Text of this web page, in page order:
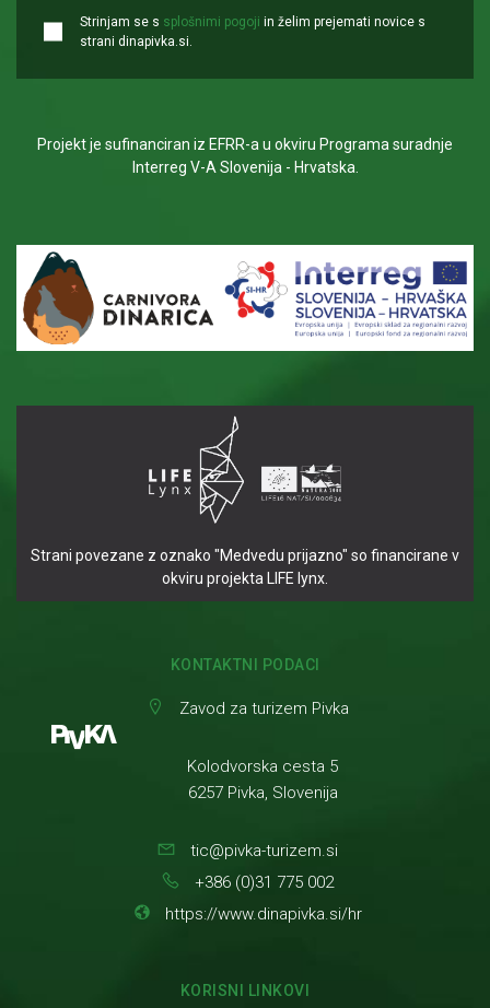
Strinjam se s splošnimi pogoji in želim prejemati novice s
strani dinapivka.si.
Projekt je sufinanciran iz EFRR-a u okviru Programa suradnje
Interreg V-A Slovenija - Hrvatska.
Strani povezane z oznako "Medvedu prijazno" so financirane v
okviru projekta LIFE lynx.
KONTAKTNI PODACI
Zavod za turizem Pivka
Kolodvorska cesta 5
6257 Pivka, Slovenija
tic@pivka-turizem.si
+386 (0)31 775 002
https://www.dinapivka.si/hr
KORISNI LINKOVI